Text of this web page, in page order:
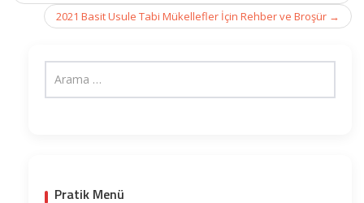
2021 Basit Usule Tabi Mükellefler İçin Rehber ve Broşür →
Pratik Menü